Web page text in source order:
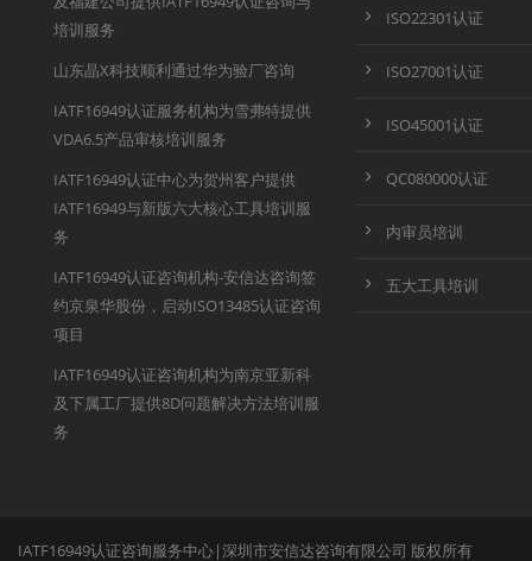
培训服务
山东晶X科技顺利通过华为验厂咨询
IATF16949认证服务机构为雪弗特提供
VDA6.5产品审核培训服务
IATF16949认证中心为贺州客户提供
IATF16949与新版六大核心工具培训服
务
IATF16949认证咨询机构-安信达咨询签
约京泉华股份，启动ISO13485认证咨询
项目
IATF16949认证咨询机构为南京亚新科
及下属工厂提供8D问题解决方法培训服
务
ISO22301认证
ISO27001认证
ISO45001认证
QC080000认证
内审员培训
五大工具培训
IATF16949认证咨询服务中心|深圳市安信达咨询有限公司 版权所有